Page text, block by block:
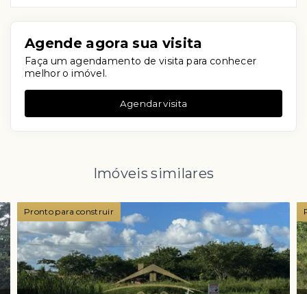
Agende agora sua visita
Faça um agendamento de visita para conhecer
melhor o imóvel.
Agendar visita
Imóveis similares
Pronto para construir